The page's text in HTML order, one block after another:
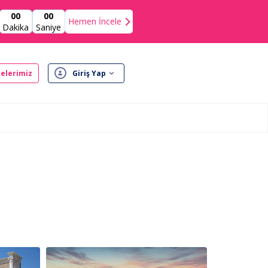
00
Dakika
00
Saniye
Hemen İncele
Giriş Yap